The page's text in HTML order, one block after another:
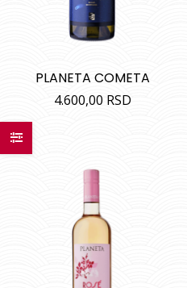
PLANETA COMETA
4.600,00 RSD